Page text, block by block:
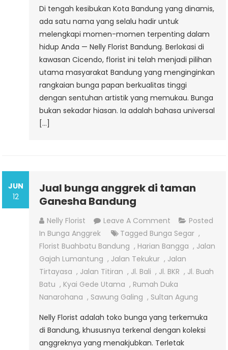
Di tengah kesibukan Kota Bandung yang dinamis,
ada satu nama yang selalu hadir untuk
melengkapi momen-momen terpenting dalam
hidup Anda — Nelly Florist Bandung. Berlokasi di
kawasan Cicendo, florist ini telah menjadi pilihan
utama masyarakat Bandung yang menginginkan
rangkaian bunga papan berkualitas tinggi
dengan sentuhan artistik yang memukau. Bunga
bukan sekadar hiasan. Ia adalah bahasa universal
[…]
JUN
12
Jual bunga anggrek di taman
Ganesha Bandung
Nelly Florist Leave A Comment On
Jual
Bunga
Anggrek
Di
Taman
Ganesha
Posted
In Bunga Anggrek Tagged Bunga Segar ,
Florist Buahbatu Bandung , Harian Bangga , Jalan
Gajah Lumantung , Jalan Tekukur , Jalan
Tirtayasa , Jalan Titiran , Jl. Bali , Jl. BKR , Jl. Buah
Batu , Kyai Gede Utama , Rumah Duka
Nanarohana , Sawung Galing , Sultan Agung
Nelly Florist adalah toko bunga yang terkemuka
di Bandung, khususnya terkenal dengan koleksi
anggreknya yang menakjubkan. Terletak